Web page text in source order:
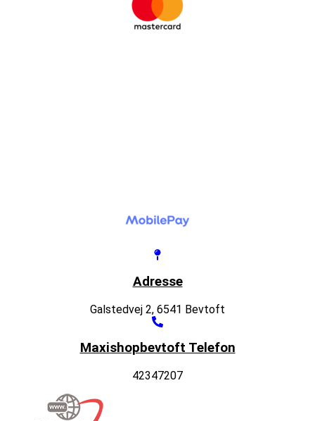
Adresse
Galstedvej 2, 6541 Bevtoft
Maxishopbevtoft Telefon
42347207